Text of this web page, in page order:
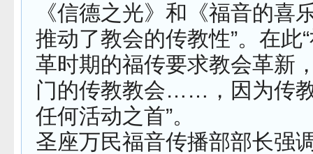
《信德之光》和《福音的
推动了教会的传教性”。在此
革时期的福传要求教会革新
门的传教教会……，因为传
任何活动之首”。
圣座万民福音传播部部长强